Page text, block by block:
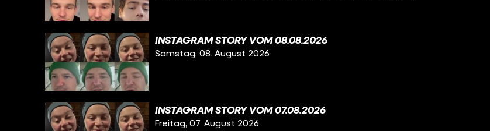
INSTAGRAM STORY VOM 08.08.2026
Samstag, 08. August 2026
INSTAGRAM STORY VOM 07.08.2026
Freitag, 07. August 2026